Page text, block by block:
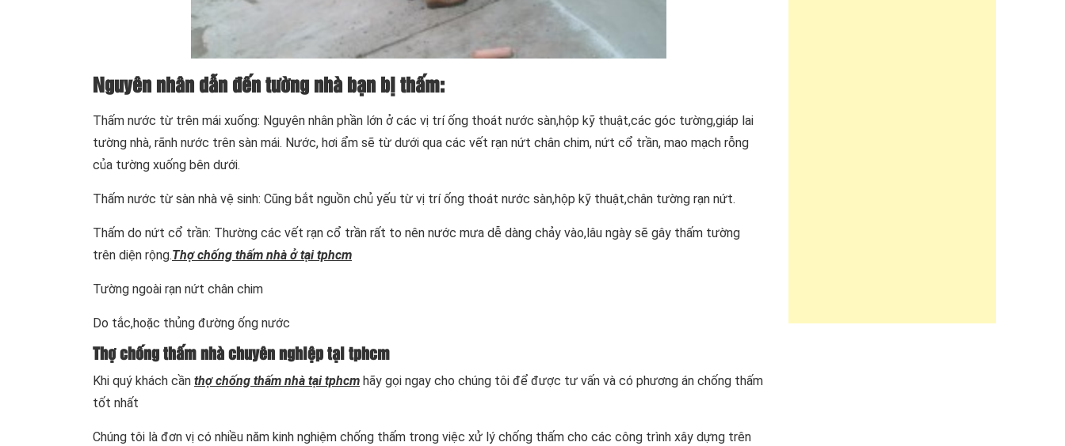
Nguyên nhân dẫn đến tường nhà bạn bị thấm:
Thấm nước từ trên mái xuống: Nguyên nhân phần lớn ở các vị trí ống thoát nước sàn,hộp kỹ thuật,các góc tường,giáp lai
tường nhà, rãnh nước trên sàn mái. Nước, hơi ẩm sẽ từ dưới qua các vết rạn nứt chân chim, nứt cổ trần, mao mạch rỗng
của tường xuống bên dưới.
Thấm nước từ sàn nhà vệ sinh: Cũng bắt nguồn chủ yếu từ vị trí ống thoát nước sàn,hộp kỹ thuật,chân tường rạn nứt.
Thấm do nứt cổ trần: Thường các vết rạn cổ trần rất to nên nước mưa dễ dàng chảy vào,lâu ngày sẽ gây thấm tường
trên diện rộng.Thợ chống thấm nhà ở tại tphcm
Tường ngoài rạn nứt chân chim
Do tắc,hoặc thủng đường ống nước
Thợ chống thấm nhà chuyên nghiệp tại tphcm
Khi quý khách cần thợ chống thấm nhà tại tphcm hãy gọi ngay cho chúng tôi để được tư vấn và có phương án chống thấm
tốt nhất
Chúng tôi là đơn vị có nhiều năm kinh nghiệm chống thấm trong việc xử lý chống thấm cho các công trình xây dựng trên